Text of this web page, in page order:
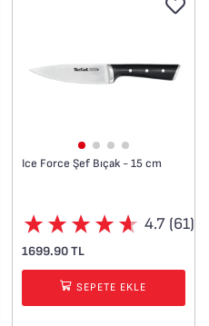
Ice Force Şef Bıçak - 15 cm
4.7 (61)
1699.90 TL
SEPETE EKLE